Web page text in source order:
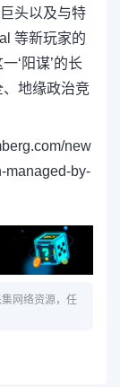
头以及与特
等新玩家的
‘阳谋’的长
地缘政治竞
new
managed-by-
网络资源，任